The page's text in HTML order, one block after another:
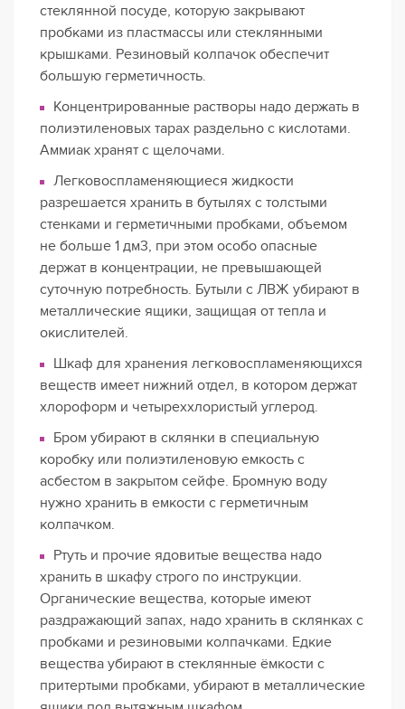
стеклянной посуде, которую закрывают
пробками из пластмассы или стеклянными
крышками. Резиновый колпачок обеспечит
большую герметичность.
Концентрированные растворы надо держать в
полиэтиленовых тарах раздельно с кислотами.
Аммиак хранят с щелочами.
Легковоспламеняющиеся жидкости
разрешается хранить в бутылях с толстыми
стенками и герметичными пробками, объемом
не больше 1 дм3, при этом особо опасные
держат в концентрации, не превышающей
суточную потребность. Бутыли с ЛВЖ убирают в
металлические ящики, защищая от тепла и
окислителей.
Шкаф для хранения легковоспламеняющихся
веществ имеет нижний отдел, в котором держат
хлороформ и четыреххлористый углерод.
Бром убирают в склянки в специальную
коробку или полиэтиленовую емкость с
асбестом в закрытом сейфе. Бромную воду
нужно хранить в емкости с герметичным
колпачком.
Ртуть и прочие ядовитые вещества надо
хранить в шкафу строго по инструкции.
Органические вещества, которые имеют
раздражающий запах, надо хранить в склянках с
пробками и резиновыми колпачками. Едкие
вещества убирают в стеклянные ёмкости с
притертыми пробками, убирают в металлические